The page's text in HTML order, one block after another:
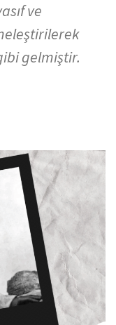
ve
gelmiştir.